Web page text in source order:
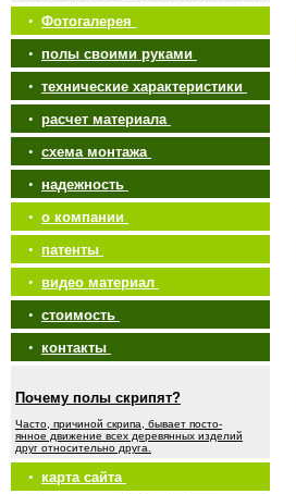
• Фотогалерея
• полы своими руками
• технические характеристики
• расчет материала
• схема монтажа
• надежность
• о компании
• патенты
• видео материал
• стоимость
• контакты
Почему полы скрипят?
Часто, причиной скрипа, бывает посто-
янное движение всех деревянных изделий
друг относительно друга.
• карта сайта